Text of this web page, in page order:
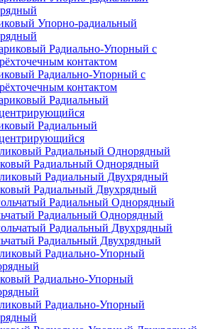
Упорно-радиальный
Радиально-Упорный с
контактом
Радиальный
Радиальный Однорядный
Радиальный Двухрядный
Радиальный Однорядный
Радиальный Двухрядный
Радиально-Упорный